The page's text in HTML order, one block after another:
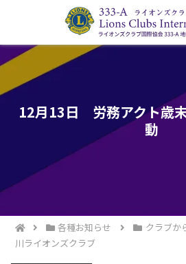
ライオンズクラブ国際協会333-A地区の活動
12月13日 労務アクト歳
動
各種お知らせ クラブか
川ライオンズクラブ